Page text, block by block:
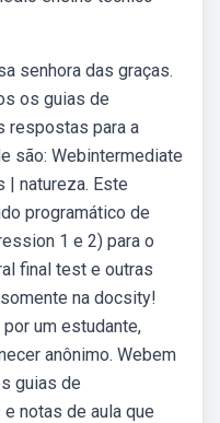
senhora das graças.
os guias de
respostas para a
são: Webintermediate
| natureza. Este
programático de
1 e 2) para o
final test e outras
na docsity!
um estudante,
anônimo. Webem
guias de
notas de aula que